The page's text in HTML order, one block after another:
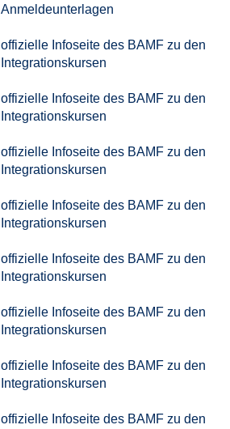
Anmeldeunterlagen
offizielle Infoseite des BAMF zu den
Integrationskursen
offizielle Infoseite des BAMF zu den
Integrationskursen
offizielle Infoseite des BAMF zu den
Integrationskursen
offizielle Infoseite des BAMF zu den
Integrationskursen
offizielle Infoseite des BAMF zu den
Integrationskursen
offizielle Infoseite des BAMF zu den
Integrationskursen
offizielle Infoseite des BAMF zu den
Integrationskursen
offizielle Infoseite des BAMF zu den